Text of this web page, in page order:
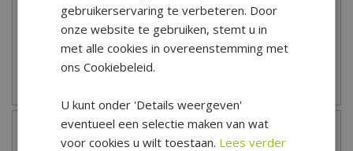
57,50 65,00
gebruikerservaring te verbeteren. Door
onze website te gebruiken, stemt u in
met alle cookies in overeenstemming met
ons Cookiebeleid.
U kunt onder 'Details weergeven'
eventueel een selectie maken van wat
voor cookies u wilt toestaan. Lees verder